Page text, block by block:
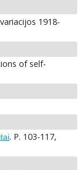
1918-
of self-
. P. 103-117,